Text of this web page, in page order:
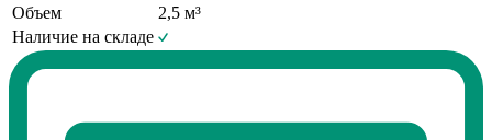
Объем
2,5 м³
Наличие на складе